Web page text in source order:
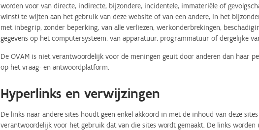
worden voor van directe, indirecte, bijzondere, incidentele, immateriële of
winst) te wijten aan het gebruik van deze website of van een andere, in het
met inbegrip, zonder beperking, van alle verliezen, werkonderbrekingen,
gegevens op het computersysteem, van apparatuur, programmatuur of dergelijke
De OVAM is niet verantwoordelijk voor de meningen geuit door anderen dan haar
op het vraag- en antwoordplatform.
Hyperlinks en verwijzingen
De links naar andere sites houdt geen enkel akkoord in met de inhoud van deze
verantwoordelijk voor het gebruik dat van die sites wordt gemaakt. De links